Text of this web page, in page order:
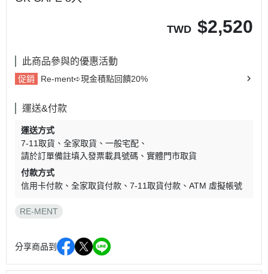
TWD $2,520
此商品參與的優惠活動
促銷 Re-ment➪現金積點回饋20%
運送&付款
運送方式
7-11取貨
全家取貨
一般宅配
請於訂單備註填入發票載具號碼
實體門市取貨
付款方式
信用卡付款
全家取貨付款 7-11取貨付款 ATM 虛擬帳號
RE-MENT
分享商品到